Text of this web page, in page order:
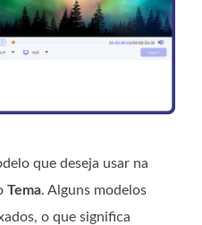
que deseja usar na
Tema. Alguns modelos
o que significa